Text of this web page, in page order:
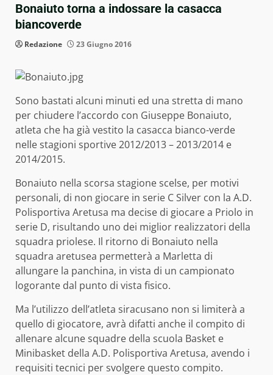
Bonaiuto torna a indossare la casacca
biancoverde
Redazione 23 Giugno 2016
Sono bastati alcuni minuti ed una stretta di mano
per chiudere l’accordo con Giuseppe Bonaiuto,
atleta che ha già vestito la casacca bianco-verde
nelle stagioni sportive 2012/2013 – 2013/2014 e
2014/2015.
Bonaiuto nella scorsa stagione scelse, per motivi
personali, di non giocare in serie C Silver con la A.D.
Polisportiva Aretusa ma decise di giocare a Priolo in
serie D, risultando uno dei miglior realizzatori della
squadra priolese. Il ritorno di Bonaiuto nella
squadra aretusea permetterà a Marletta di
allungare la panchina, in vista di un campionato
logorante dal punto di vista fisico.
Ma l’utilizzo dell’atleta siracusano non si limiterà a
quello di giocatore, avrà difatti anche il compito di
allenare alcune squadre della scuola Basket e
Minibasket della A.D. Polisportiva Aretusa, avendo i
requisiti tecnici per svolgere questo compito.